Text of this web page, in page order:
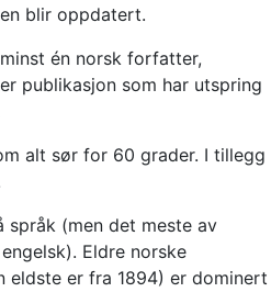
blir oppdatert.
én norsk forfatter,
publikasjon som har utspring
alt sør for 60 grader. I tillegg
språk (men det meste av
Eldre norske
eldste er fra 1894) er dominert